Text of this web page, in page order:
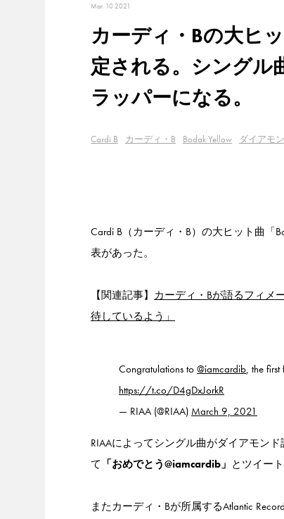
Mar. 10 2021
カーディ・Bの大ヒ
定される。シングル
ラッパーになる。
Cardi B カーディ・B Bodak Yellow ダイアモ
Cardi B（カーディ・B）の大ヒット曲「
表があった。
【関連記事】 カーディ・Bが語るフィメ
待しているよう」
Congratulations to @iamcardib, the
https://t.co/D4gDxJorkR
— RIAA (@RIAA) March 9, 2021
RIAAによってシングル曲がダイアモン
て 「おめでとう@iamcardib」 とツイー
またカーディ・Bが所属するAtlantic